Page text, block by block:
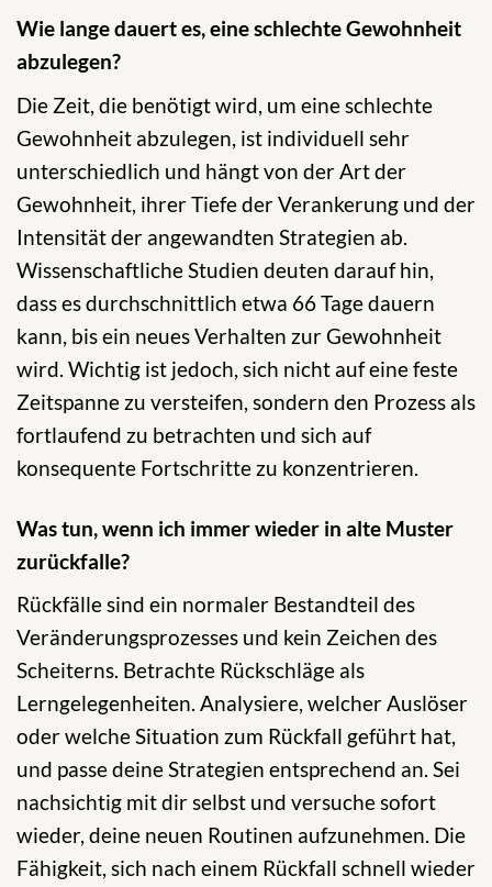
Wie lange dauert es, eine schlechte Gewohnheit
abzulegen?
Die Zeit, die benötigt wird, um eine schlechte
Gewohnheit abzulegen, ist individuell sehr
unterschiedlich und hängt von der Art der
Gewohnheit, ihrer Tiefe der Verankerung und der
Intensität der angewandten Strategien ab.
Wissenschaftliche Studien deuten darauf hin,
dass es durchschnittlich etwa 66 Tage dauern
kann, bis ein neues Verhalten zur Gewohnheit
wird. Wichtig ist jedoch, sich nicht auf eine feste
Zeitspanne zu versteifen, sondern den Prozess als
fortlaufend zu betrachten und sich auf
konsequente Fortschritte zu konzentrieren.
Was tun, wenn ich immer wieder in alte Muster
zurückfalle?
Rückfälle sind ein normaler Bestandteil des
Veränderungsprozesses und kein Zeichen des
Scheiterns. Betrachte Rückschläge als
Lerngelegenheiten. Analysiere, welcher Auslöser
oder welche Situation zum Rückfall geführt hat,
und passe deine Strategien entsprechend an. Sei
nachsichtig mit dir selbst und versuche sofort
wieder, deine neuen Routinen aufzunehmen. Die
Fähigkeit, sich nach einem Rückfall schnell wieder